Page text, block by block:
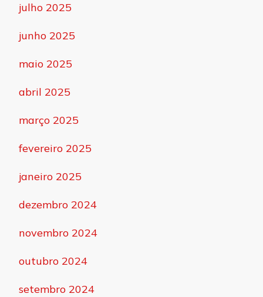
julho 2025
junho 2025
maio 2025
abril 2025
março 2025
fevereiro 2025
janeiro 2025
dezembro 2024
novembro 2024
outubro 2024
setembro 2024